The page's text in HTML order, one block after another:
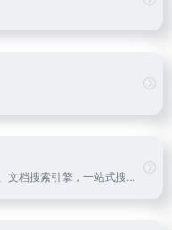
熊猫搜索，熊猫搜书，聚合电子书、文档搜索引擎，一站式搜索导航，方便快速导航搜索全网资源，读书学习必备导航站。